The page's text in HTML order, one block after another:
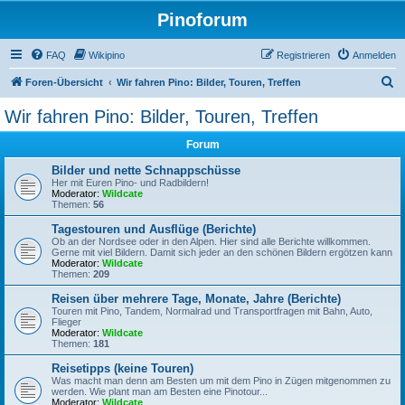
Pinoforum
FAQ Wikipino Anmelden
Registrieren
Foren-Übersicht Wir fahren Pino: Bilder, Touren, Treffen
Wir fahren Pino: Bilder, Touren, Treffen
Forum
Bilder und nette Schnappschüsse
Her mit Euren Pino- und Radbildern!
Moderator: Wildcate
Themen: 56
Tagestouren und Ausflüge (Berichte)
Ob an der Nordsee oder in den Alpen. Hier sind alle Berichte willkommen.
Gerne mit viel Bildern. Damit sich jeder an den schönen Bildern ergötzen kann
Moderator: Wildcate
Themen: 209
Reisen über mehrere Tage, Monate, Jahre (Berichte)
Touren mit Pino, Tandem, Normalrad und Transportfragen mit Bahn, Auto,
Flieger
Moderator: Wildcate
Themen: 181
Reisetipps (keine Touren)
Was macht man denn am Besten um mit dem Pino in Zügen mitgenommen zu
werden. Wie plant man am Besten eine Pinotour...
Moderator: Wildcate